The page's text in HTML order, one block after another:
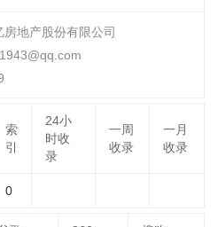
地产股份有限公司
索
引
24小
时收
录
一周
收录
一月
收录
0